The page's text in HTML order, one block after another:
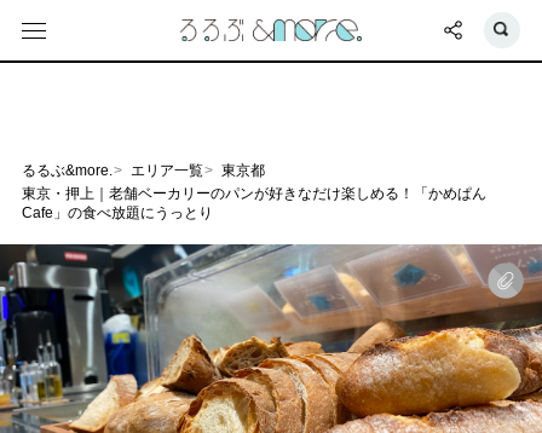
るるぶ&more. エリア一覧
東京都
東京・押上｜老舗ベーカリーのパンが好きなだけ楽しめる！「かめぱん
Cafe」の食べ放題にうっとり